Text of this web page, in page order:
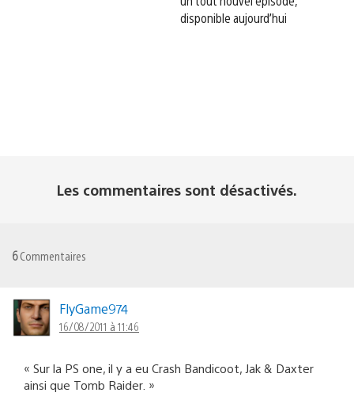
disponible aujourd’hui
Les commentaires sont désactivés.
6Commentaires
FlyGame974
16/08/2011 à 11:46
« Sur la PS one, il y a eu Crash Bandicoot, Jak & Daxter
ainsi que Tomb Raider. »